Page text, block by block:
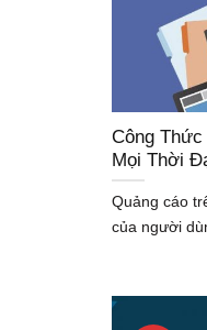
Công Thức
Mọi Thời
Quảng cáo
của người